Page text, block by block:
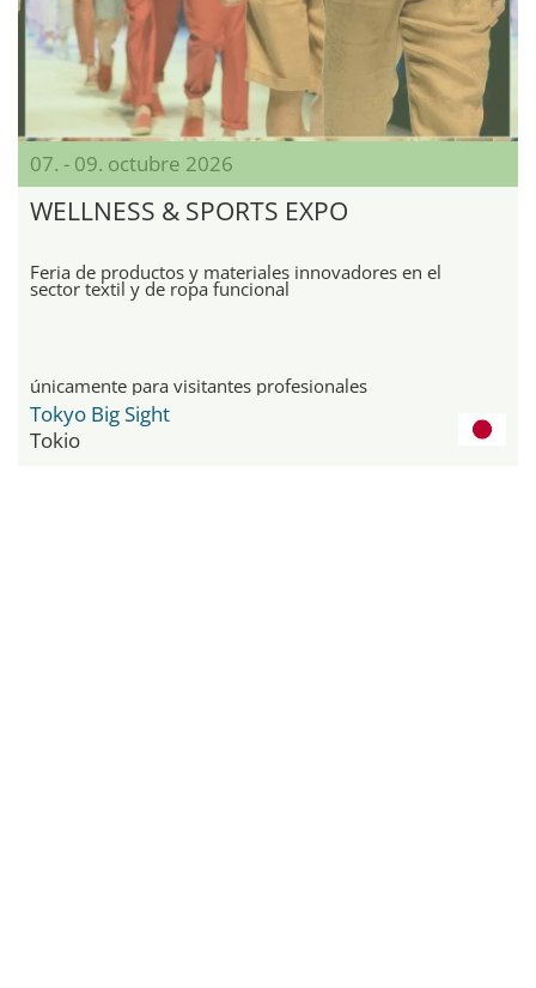
07. - 09. octubre 2026
WELLNESS & SPORTS EXPO
Feria de productos y materiales innovadores en el
sector textil y de ropa funcional
únicamente para visitantes profesionales
Tokyo Big Sight
Tokio